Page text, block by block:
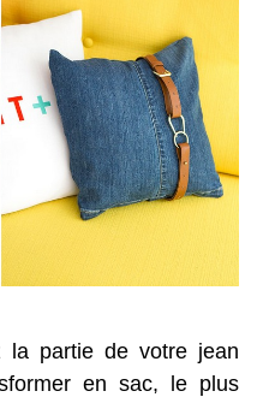
la partie de votre jean
en sac, le plus